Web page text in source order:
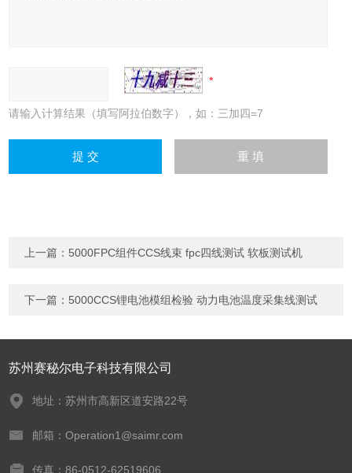
请输入计算结果（填写阿拉伯数字），如：三加四=7
上一篇： 5000FPC组件CCS线束 fpc四线测试 软板测试机
下一篇： 5000CCS锂电池模组检验 动力电池温度采集线测试
苏州赛秘尔电子科技有限公司
地址：苏州市高新区道安路22号
邮箱：Operation1@saimr.com
传真：86-0512-62519606